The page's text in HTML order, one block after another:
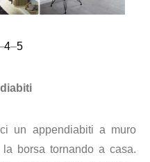
4–5
un appendiabiti a muro
borsa tornando a casa.